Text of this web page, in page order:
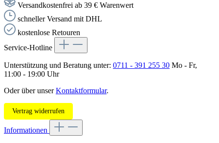
Versandkostenfrei ab 39 € Warenwert
schneller Versand mit DHL
kostenlose Retouren
Service-Hotline
Unterstützung und Beratung unter: 0711 - 391 255 30 Mo - Fr,
11:00 - 19:00 Uhr
Oder über unserKontaktformular.
Vertrag widerrufen
Informationen